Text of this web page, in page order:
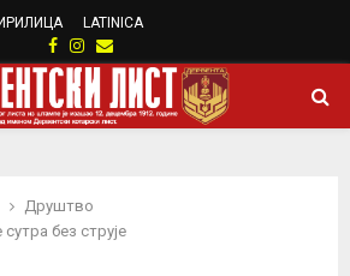
LATINICA
Facebook
Instagram
Email
Друштво
без струје